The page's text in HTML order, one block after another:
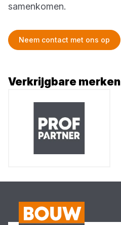
samenkomen.
Neem contact met ons op
Verkrijgbare merken